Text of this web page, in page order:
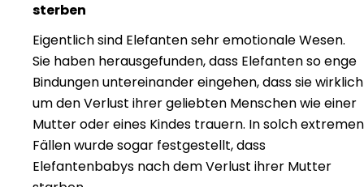
sterben
Eigentlich sind Elefanten sehr emotionale Wesen.
Sie haben herausgefunden, dass Elefanten so enge
Bindungen untereinander eingehen, dass sie wirklich
um den Verlust ihrer geliebten Menschen wie einer
Mutter oder eines Kindes trauern. In solch extremen
Fällen wurde sogar festgestellt, dass
Elefantenbabys nach dem Verlust ihrer Mutter